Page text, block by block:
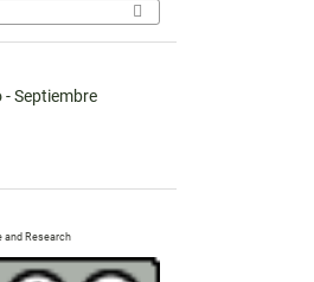
Septiembre
and Research